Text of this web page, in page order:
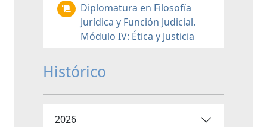
Diplomatura en Filosofía
Jurídica y Función Judicial.
Módulo IV: Ética y Justicia
Histórico
2026